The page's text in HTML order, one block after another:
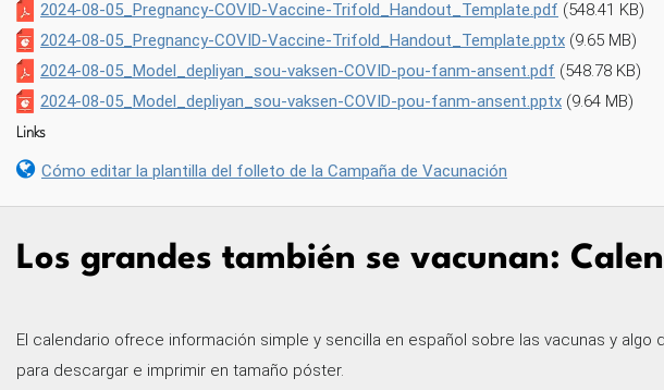
2024-08-05_Pregnancy-COVID-Vaccine-Trifold_Handout_Template.pdf (548.41 KB)
2024-08-05_Pregnancy-COVID-Vaccine-Trifold_Handout_Template.pptx (9.65 MB)
2024-08-05_Model_depliyan_sou-vaksen-COVID-pou-fanm-ansent.pdf (548.78 KB)
2024-08-05_Model_depliyan_sou-vaksen-COVID-pou-fanm-ansent.pptx (9.64 MB)
Links
Cómo editar la plantilla del folleto de la Campaña de Vacunación
Los grandes también se vacunan:
El calendario ofrece información simple y sencilla en español sobre las vacunas y
para descargar e imprimir en tamaño póster.